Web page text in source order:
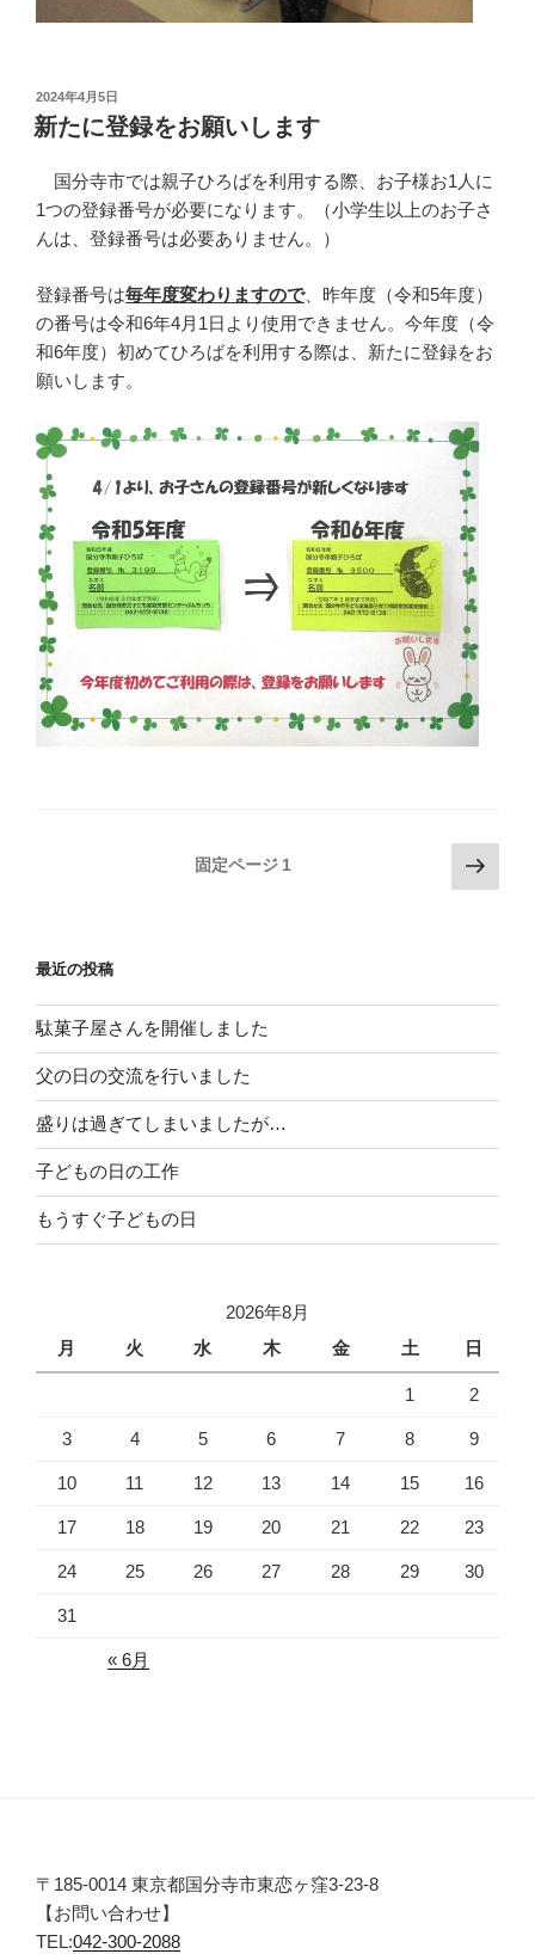
投
稿
日:
2024年4月5日
新たに登録をお願いします
国分寺市では親子ひろばを利用する際、お子様お1人に
1つの登録番号が必要になります。（小学生以上のお子さ
んは、登録番号は必要ありません。）
登録番号は毎年度変わりますので、昨年度（令和5年度）
の番号は令和6年4月1日より使用できません。今年度（令
和6年度）初めてひろばを利用する際は、新たに登録をお
願いします。
ペ
ジ
送
り
固定ページ 1
次
の
最近の投稿
駄菓子屋さんを開催しました
父の日の交流を行いました
盛りは過ぎてしまいましたが…
子どもの日の工作
もうすぐ子どもの日
2026年8月
月
火 水 木 金 土 日
1 2
3 4 5 6 7 8 9
10 11 12 13 14 15 16
17 18 19 20 21 22 23
24 25 26 27 28 29 30
31
« 6月
〒185-0014 東京都国分寺市東恋ヶ窪3-23-8
【お問い合わせ】
TEL:042-300-2088